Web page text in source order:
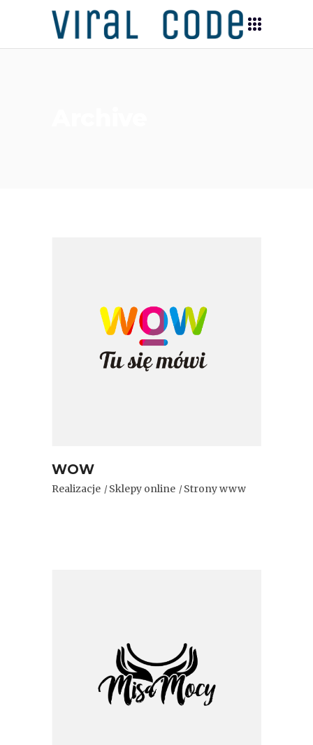
WOW
Realizacje Sklepy online Strony www